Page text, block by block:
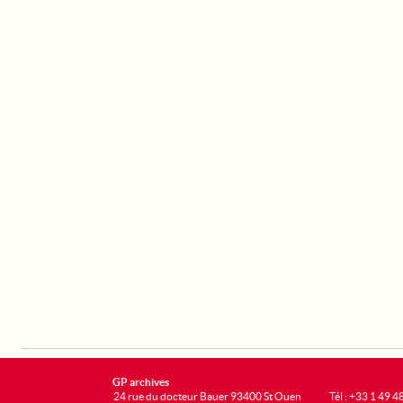
GP archives
24 rue du docteur Bauer 93400 St Ouen
Tél : +33 1 49